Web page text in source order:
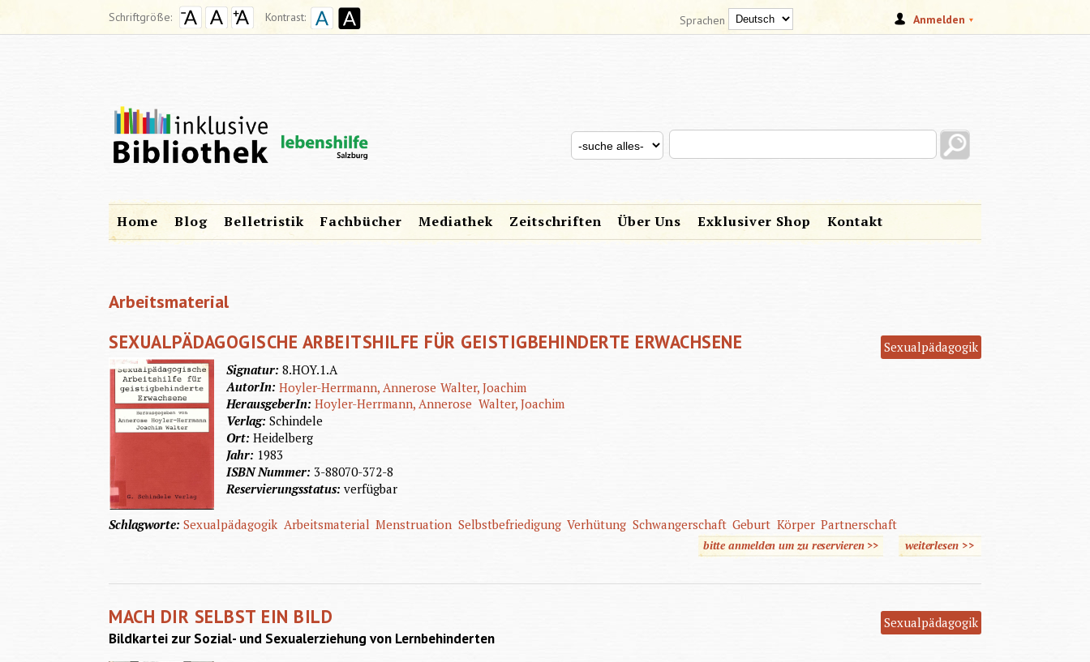
Schriftgröße: Kontrast: Anmelden
Sprachen
SUCHFORMULAR
Search this site
Search for
Home Blog Belletristik Fachbücher Mediathek Zeitschriften Über Uns Exklusiver Shop Kontakt
Arbeitsmaterial
SEXUALPÄDAGOGISCHE ARBEITSHILFE FÜR GEISTIGBEHINDERTE ERWACHSENE
Sexualpädagogik
Signatur:8.HOY.1.A
AutorIn:Hoyler-Herrmann, Annerose Walter, Joachim
HerausgeberIn:Hoyler-Herrmann, Annerose Walter, Joachim
Verlag:Schindele
Ort:Heidelberg
Jahr: 1983
ISBN Nummer: 3-88070-372-8
Reservierungsstatus:verfügbar
Schlagworte:Sexualpädagogik Arbeitsmaterial Menstruation Selbstbefriedigung Verhütung Schwangerschaft Geburt Körper Partnerschaft
bitte anmelden um zu reservieren >> weiterlesen über Sexualpädagogische
>>
MACH DIR SELBST EIN BILD Sexualpädagogik
Bildkartei zur Sozial- und Sexualerziehung von Lernbehinderten